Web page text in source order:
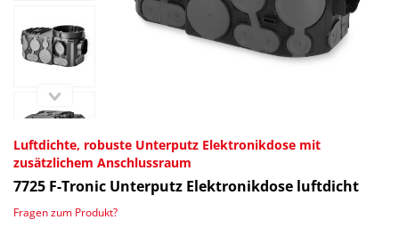
Luftdichte, robuste Unterputz Elektronikdose mit
zusätzlichem Anschlussraum
7725 F-Tronic Unterputz Elektronikdose luftdicht
Fragen zum Produkt?